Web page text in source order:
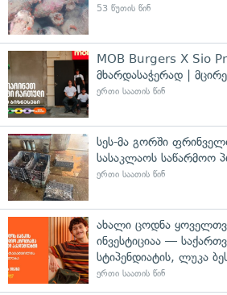
53 წუთის წინ
MOB Burgers X Sio
მხარდასაჭერად | მცირე
ერთი საათის წინ
სეს-მა გორში
სასაკლაოს საწარმოო
ერთი საათის წინ
ახალი ცოდნა
ინვესტიციაა —
სტიპენდიატის, ლუკა
ერთი საათის წინ